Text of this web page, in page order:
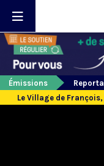
Émissions
Le Village de